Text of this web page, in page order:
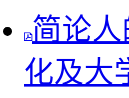
简论
化及大